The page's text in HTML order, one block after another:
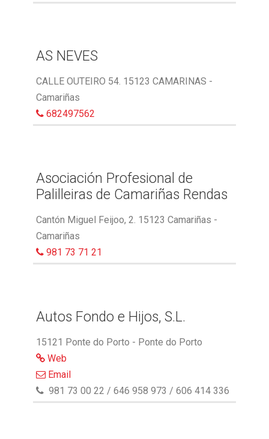
AS NEVES
CALLE OUTEIRO 54. 15123 CAMARINAS -
Camariñas
682497562
Asociación Profesional de
Palilleiras de Camariñas Rendas
Cantón Miguel Feijoo, 2. 15123 Camariñas -
Camariñas
981 73 71 21
Autos Fondo e Hijos, S.L.
15121 Ponte do Porto - Ponte do Porto
Web
Email
981 73 00 22 / 646 958 973 / 606 414 336